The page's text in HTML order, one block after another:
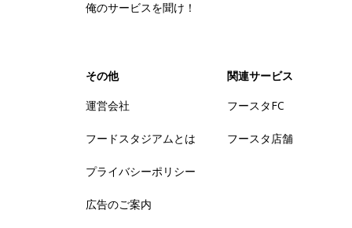
俺のサービスを聞け！
その他
運営会社
フードスタジアムとは
プライバシーポリシー
広告のご案内
関連サービス
フースタFC
フースタ店舗